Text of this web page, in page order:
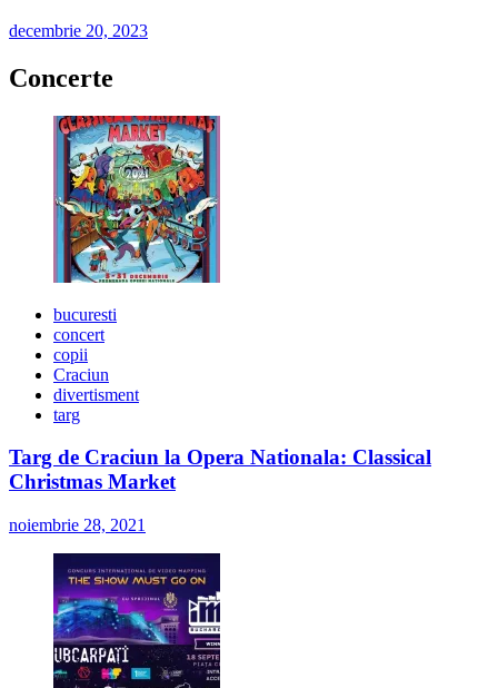
decembrie 20, 2023
Concerte
bucuresti
concert
copii
Craciun
divertisment
targ
Targ de Craciun la Opera Nationala: Classical
Christmas Market
noiembrie 28, 2021